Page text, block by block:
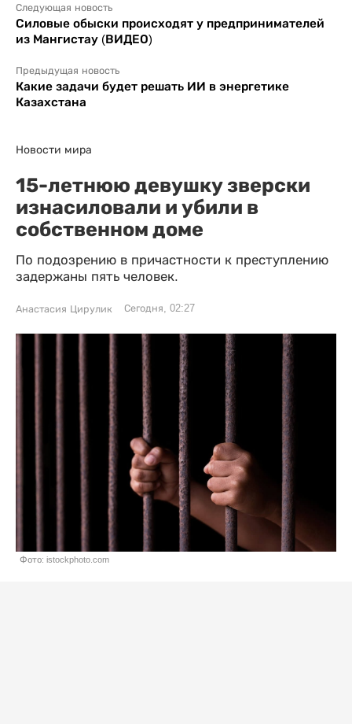
Следующая новость
Силовые обыски происходят у предпринимателей
из Мангистау (ВИДЕО)
Предыдущая новость
Какие задачи будет решать ИИ в энергетике
Казахстана
Новости мира
15-летнюю девушку зверски
изнасиловали и убили в
собственном доме
По подозрению в причастности к преступлению
задержаны пять человек.
Анастасия Цирулик Сегодня, 02:27
Фото: istockphoto.com